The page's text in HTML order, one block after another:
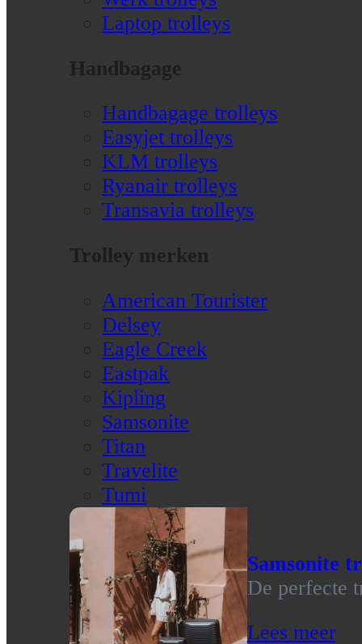
Laptop trolleys
Handbagage
Handbagage trolleys
Easyjet trolleys
KLM trolleys
Ryanair trolleys
Transavia trolleys
Trolley merken
American Tourister
Delsey
Eagle Creek
Eastpak
Kipling
Samsonite
Titan
Travelite
Tumi
Samsonite
De perfecte
Lees meer